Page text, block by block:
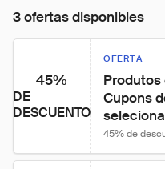
3 ofertas disponibles
45%
DE
DESCUENTO
OFERTA
Cupons
45% de